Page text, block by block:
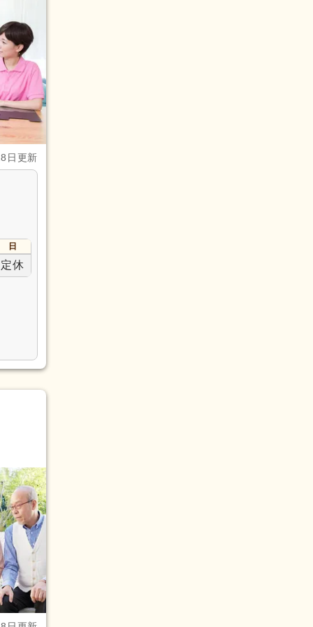
日更新
日
定休